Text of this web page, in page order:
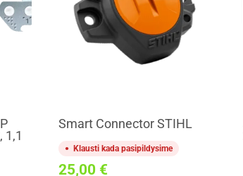
1,1
Smart Connector STIHL
Klausti kada pasipildysime
25,00 €